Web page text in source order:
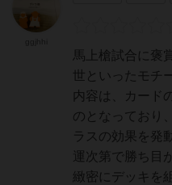
馬上槍試合に褒
世といったモチ
内容は、カード
のとなっており
ラスの効果を発
運次第で勝ち目
緻密にデッキを